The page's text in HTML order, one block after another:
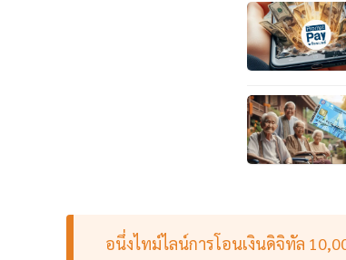
อนึ่งไทม์ไลน์การโอนเงินดิจิทัล